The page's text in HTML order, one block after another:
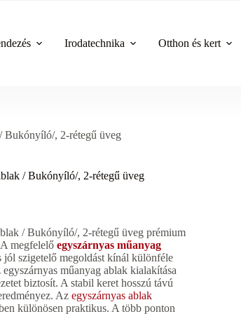
Irodatechnika Otthon és kert
Bukónyíló/, 2-rétegű üveg
/ Bukónyíló/, 2-rétegű üveg
/ Bukónyíló/, 2-rétegű üveg prémium
A megfelelőegyszárnyas műanyag
jól szigetelő megoldást kínál különféle
műanyag ablak kialakítása
biztosít. A stabil keret hosszú távú
Azegyszárnyas ablak
különösen praktikus. A több ponton